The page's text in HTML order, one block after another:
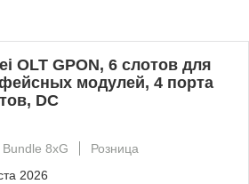
OLT GPON, 6 слотов для
модулей, 4 порта
DC
8xG
Розница
2026